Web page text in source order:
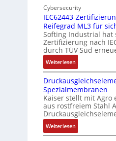
g
e
d
u
t
r
i
e
-
P
C
l
ä
s
s
b
i
f
u
n
k
m
o
d
u
l
e
b
Cybersecurity
IEC62443-
Reifegrad ML3 für
Softing Industrial hat
Zertifizierung nach
durch TÜV Süd
Weiterlesen:
I
E
C
6
2
4
4
3
Spezialmembranen
Kaiser stellt mit Agro
aus rostfreiem Stahl
Weiterlesen:
D